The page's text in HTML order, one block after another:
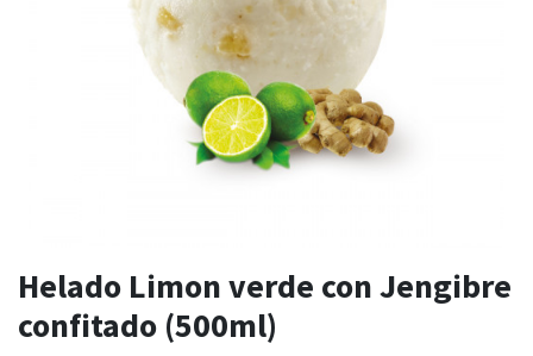
Helado Limon verde con Jengibre
confitado (500ml)